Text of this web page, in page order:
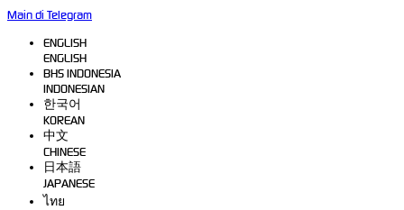
Main di Telegram
ENGLISH
ENGLISH
BHS INDONESIA
INDONESIAN
한국어
KOREAN
中文
CHINESE
日本語
JAPANESE
ไทย